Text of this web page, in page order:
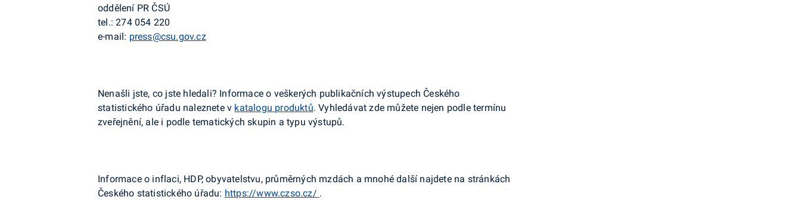
oddělení PR ČSÚ
tel.: 274 054 220
e-mail: press@csu.gov.cz
Nenašli jste, co jste hledali? Informace o veškerých publikačních výstupech Českého
statistického úřadu naleznete v katalogu produktů. Vyhledávat zde můžete nejen podle termínu
zveřejnění, ale i podle tematických skupin a typu výstupů.
Informace o inflaci, HDP, obyvatelstvu, průměrných mzdách a mnohé další najdete na stránkách
Českého statistického úřadu: https://www.czso.cz/ .